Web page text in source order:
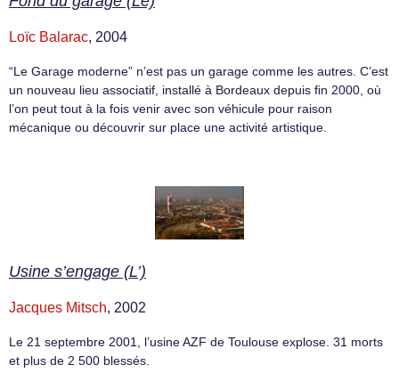
Loïc Balarac, 2004
“Le Garage moderne” n’est pas un garage comme les autres. C’est
un nouveau lieu associatif, installé à Bordeaux depuis fin 2000, où
l’on peut tout à la fois venir avec son véhicule pour raison
mécanique ou découvrir sur place une activité artistique.
Usine s’engage (L’)
Jacques Mitsch, 2002
Le 21 septembre 2001, l’usine AZF de Toulouse explose. 31 morts
et plus de 2 500 blessés.